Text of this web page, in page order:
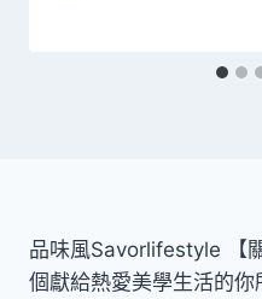
品味風Savorlifestyle 【
個獻給熱愛美學生活的